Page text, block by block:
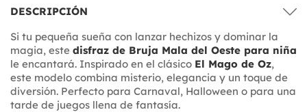
DESCRIPCIÓN
Si tu pequeña sueña con lanzar hechizos y dominar la
magia, este disfraz de Bruja Mala del Oeste para niña
le encantará. Inspirado en el clásico El Mago de Oz,
este modelo combina misterio, elegancia y un toque de
diversión. Perfecto para Carnaval, Halloween o para una
tarde de juegos llena de fantasía.